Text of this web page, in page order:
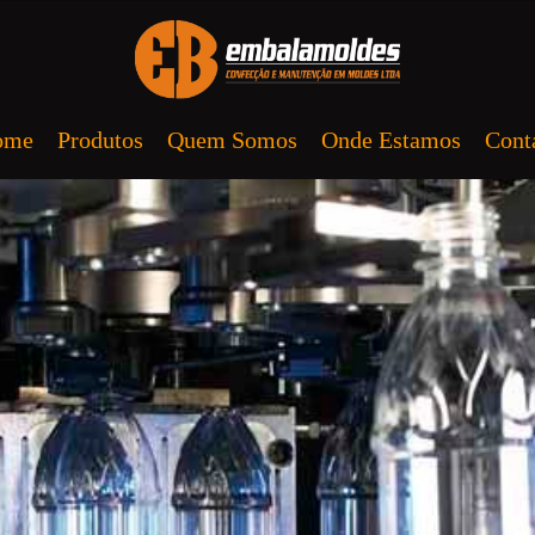
Produtos Quem Somos Onde Estamos